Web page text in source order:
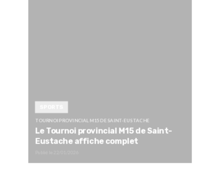
TOURNOI PROVINCIAL M15 DE SAINT-EUSTACHE
Le Tournoi provincial M15 de Saint-
Eustache affiche complet